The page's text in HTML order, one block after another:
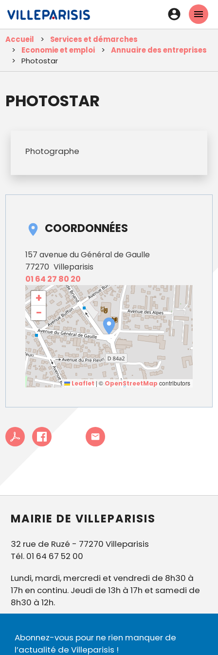
contenu
principal
En-
tête
-
Accueil
Services et démarches
Economie et emploi
Annuaire des entreprises
Photostar
PHOTOSTAR
Photographe
COORDONNÉES
157 avenue du Général de Gaulle
77270 Villeparisis
01 64 27 80 20
+
−
Leaflet | © OpenStreetMap contributors
MAIRIE DE VILLEPARISIS
32 rue de Ruzé - 77270 Villeparisis
Tél. 01 64 67 52 00
Lundi, mardi, mercredi et vendredi de 8h30 à
17h en continu. Jeudi de 13h à 17h et samedi de
8h30 à 12h.
Abonnez-vous pour ne rien manquer de
l’actualité de Villeparisis !